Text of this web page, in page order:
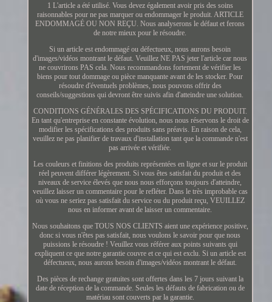
1 L'article a été utilisé. Vous devez également avoir pris des soins
raisonnables pour ne pas marquer ou endommager le produit. ARTICLE
ENDOMMAGÉ OU NON REÇU. Nous analyserons le défaut et ferons
de notre mieux pour le résoudre.
Si un article est endommagé ou défectueux, nous aurons besoin
d'images/vidéos montrant le défaut. Veuillez NE PAS jeter l'article car nous
ne couvrirons PAS cela. Nous recommandons fortement de vérifier les
biens pour tout dommage ou pièce manquante avant de les stocker. Pour
résoudre d'éventuels problèmes, nous pouvons offrir des
conseils/suggestions qui devront être suivis afin d'atteindre une solution.
CONDITIONS GÉNÉRALES DES SPÉCIFICATIONS DU PRODUIT.
En tant qu'entreprise en constante évolution, nous nous réservons le droit de
modifier les spécifications des produits sans préavis. En raison de cela,
veuillez ne pas planifier de travaux d'installation tant que la commande n'est
pas arrivée et vérifiée.
Les couleurs et finitions des produits représentées en ligne et sur le produit
réel peuvent différer légèrement. Si vous êtes satisfait du produit et des
niveaux de service élevés que nous nous efforçons toujours d'atteindre,
veuillez laisser un commentaire pour le refléter. Dans le très improbable cas
où vous ne seriez pas satisfait du service ou du produit reçu, VEUILLEZ
nous en informer avant de laisser un commentaire.
Nous souhaitons que TOUS NOS CLIENTS aient une expérience positive,
donc si vous n'êtes pas satisfait, nous voulons le savoir pour que nous
puissions le résoudre ! Veuillez vous référer aux points suivants qui
expliquent ce que notre garantie couvre et ce qui est exclu. Si un article est
défectueux, nous aurons besoin d'images/vidéos montrant le défaut.
Des pièces de rechange gratuites sont offertes dans les 7 jours suivant la
date de réception de la commande. Seules les défauts de fabrication ou de
matériau sont couverts par la garantie.